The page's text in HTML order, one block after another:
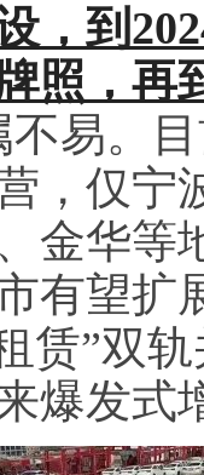
，到
照，再
不易。
，仅宁
金华等
有望扩
赁”双
爆发式